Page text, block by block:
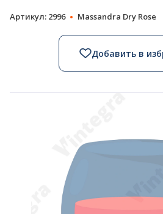
Артикул: 2996 Massandra Dry Rose
Добавить в